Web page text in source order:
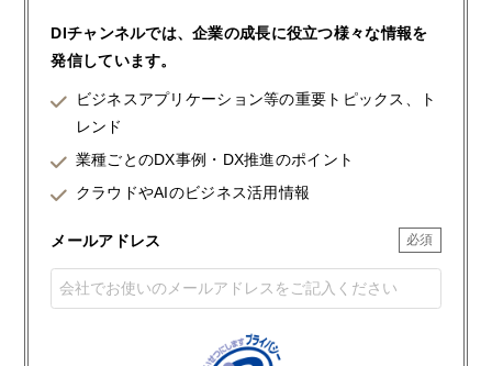
DIチャンネルでは、企業の成長に役立つ様々な情報を
発信しています。
ビジネスアプリケーション等の重要トピックス、ト
レンド
業種ごとのDX事例・DX推進のポイント
クラウドやAIのビジネス活用情報
メールアドレス